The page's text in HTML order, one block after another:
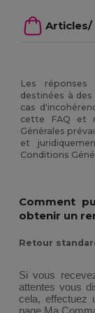
Articles/
Les
destinées à
cas
cette FAQ et
Générales
et
Conditions
Comment
obtenir un
Retour
Si vous
attentes vous
cela, effectuez